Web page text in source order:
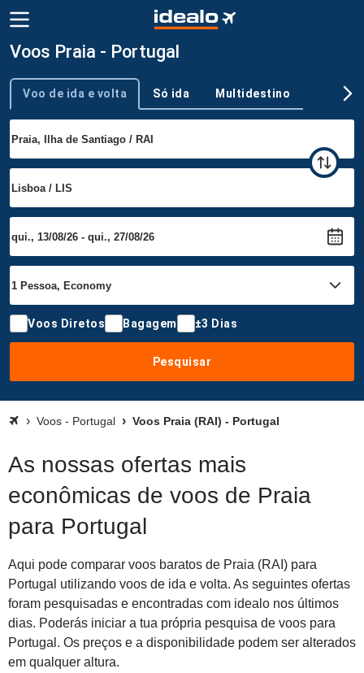
Voos Praia - Portugal
Tipo de viagem
Voo de ida e volta Só ida Multidestino
Voos Diretos Bagagem ±3 Dias
Pesquisar
Voos - Portugal Voos Praia (RAI) - Portugal
As nossas ofertas mais
econômicas de voos de Praia
para Portugal
Aqui pode comparar voos baratos de Praia (RAI) para
Portugal utilizando voos de ida e volta. As seguintes ofertas
foram pesquisadas e encontradas com idealo nos últimos
dias. Poderás iniciar a tua própria pesquisa de voos para
Portugal. Os preços e a disponibilidade podem ser alterados
em qualquer altura.